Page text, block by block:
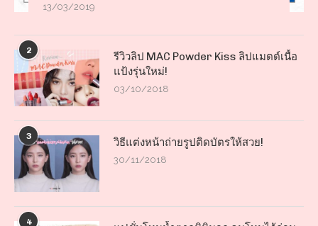
13/03/2019
2
รีวิวลิป MAC Powder Kiss ลิปแมตต์เนื้อ
แป้งรุ่นใหม่!
03/10/2018
3 วิธีแต่งหน้าถ่ายรูปติดบัตรให้สวย!
30/11/2018
4